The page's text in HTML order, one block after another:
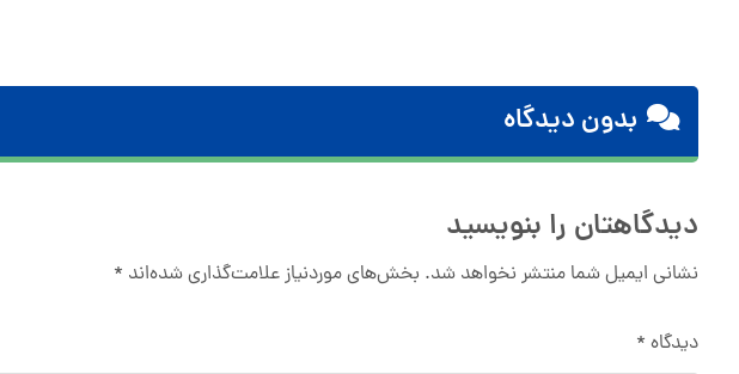
بدون دیدگاه
دیدگاهتان را بنویسید
نشانی ایمیل شما منتشر نخواهد شد. بخش‌های موردنیاز علامت‌گذاری شده‌اند *
دیدگاه *